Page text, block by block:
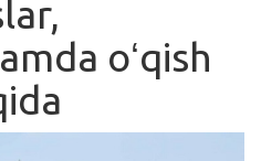
oʻqish